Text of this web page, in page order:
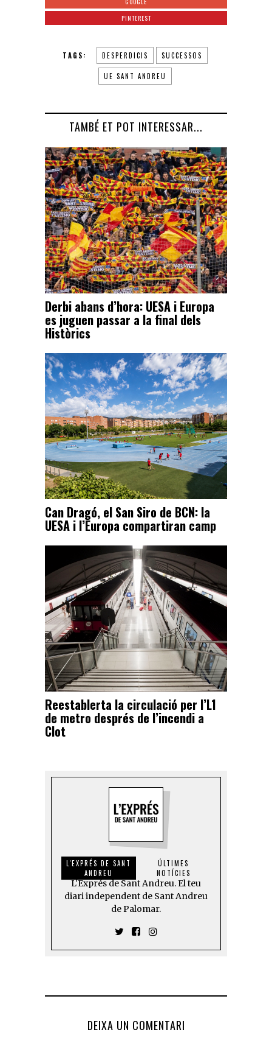
PINTEREST
TAGS: DESPERDICIS SUCCESSOS
UE SANT ANDREU
TAMBÉ ET POT INTERESSAR...
Derbi abans d’hora: UESA i Europa
es juguen passar a la final dels
Històrics
Can Dragó, el San Siro de BCN: la
UESA i l’Europa compartiran camp
Reestablerta la circulació per l’L1
de metro després de l’incendi a
Clot
L'EXPRÉS DE SANT
ANDREU
ÚLTIMES
NOTÍCIES
L'Exprés de Sant Andreu. El teu
diari independent de Sant Andreu
de Palomar.
DEIXA UN COMENTARI